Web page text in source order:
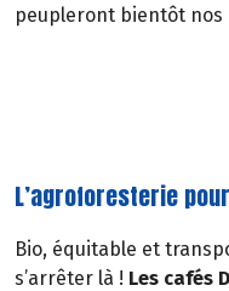
peupleront bientôt nos
L’agroforesterie
Bio, équitable et
s’arrêter là ! Les cafés